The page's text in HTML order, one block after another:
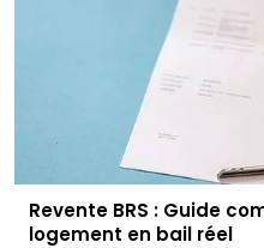
Revente BRS : Guide
logement en bail réel